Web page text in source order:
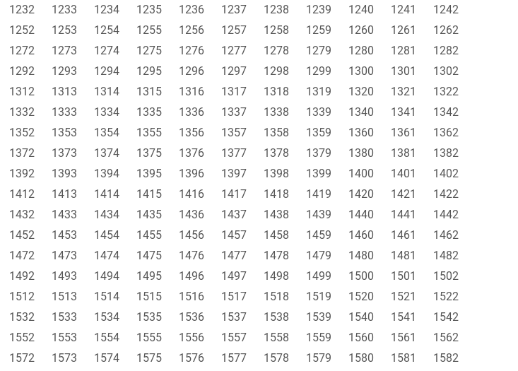
1232 1233 1234 1235 1236 1237 1238 1239 1240 1241
1242
1252 1253 1254 1255 1256 1257 1258 1259 1260 1261
1262
1272 1273 1274 1275 1276 1277 1278 1279 1280 1281
1282
1292 1293 1294 1295 1296 1297 1298 1299 1300 1301
1302
1312 1313 1314 1315 1316 1317 1318 1319 1320 1321
1322
1332 1333 1334 1335 1336 1337 1338 1339 1340 1341
1342
1352 1353 1354 1355 1356 1357 1358 1359 1360 1361
1362
1372 1373 1374 1375 1376 1377 1378 1379 1380 1381
1382
1392 1393 1394 1395 1396 1397 1398 1399 1400 1401
1402
1412 1413 1414 1415 1416 1417 1418 1419 1420 1421
1422
1432 1433 1434 1435 1436 1437 1438 1439 1440 1441
1442
1452 1453 1454 1455 1456 1457 1458 1459 1460 1461
1462
1472 1473 1474 1475 1476 1477 1478 1479 1480 1481
1482
1492 1493 1494 1495 1496 1497 1498 1499 1500 1501
1502
1512 1513 1514 1515 1516 1517 1518 1519 1520 1521
1522
1532 1533 1534 1535 1536 1537 1538 1539 1540 1541
1542
1552 1553 1554 1555 1556 1557 1558 1559 1560 1561
1562
1572 1573 1574 1575 1576 1577 1578 1579 1580 1581
1582